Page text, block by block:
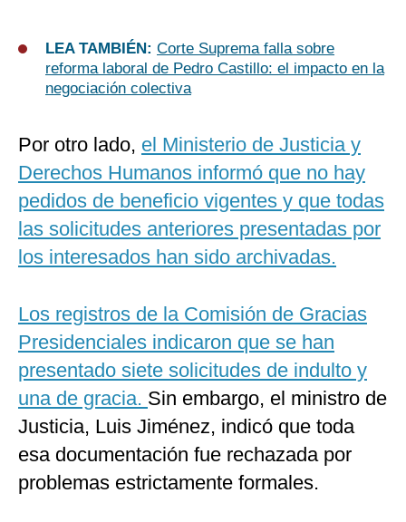
LEA TAMBIÉN: Corte Suprema falla sobre
reforma laboral de Pedro Castillo: el impacto en la
negociación colectiva
Por otro lado, el Ministerio de Justicia y
Derechos Humanos informó que no hay
pedidos de beneficio vigentes y que todas
las solicitudes anteriores presentadas por
los interesados han sido archivadas.
Los registros de la Comisión de Gracias
Presidenciales indicaron que se han
presentado siete solicitudes de indulto y
una de gracia. Sin embargo, el ministro de
Justicia, Luis Jiménez, indicó que toda
esa documentación fue rechazada por
problemas estrictamente formales.